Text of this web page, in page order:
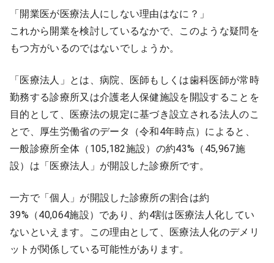
施工事例
開業セミナー
個別相談会
診療圏調査
受付時間 9:00 ～ 18:00（平日）
0120-315-606
「開業医が医療法人にしない理由はなに？」
これから開業を検討しているなかで、このような疑問を
もつ方がいるのではないでしょうか。
「医療法人」とは、病院、医師もしくは歯科医師が常時
勤務する診療所又は介護老人保健施設を開設することを
目的として、医療法の規定に基づき設立される法人のこ
とで、厚生労働省のデータ（令和4年時点）によると、
一般診療所全体（105,182施設）の約43%（45,967施
設）は「医療法人」が開設した診療所です。
一方で「個人」が開設した診療所の割合は約
39%（40,064施設）であり、約4割は医療法人化してい
ないといえます。この理由として、医療法人化のデメリ
ットが関係している可能性があります。